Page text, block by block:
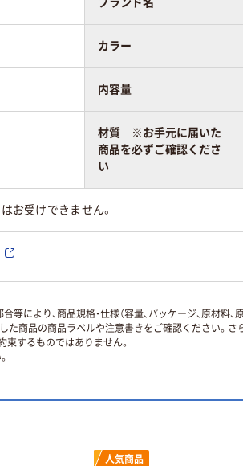
カラー
内容量
材質 ※お手元に届いた
商品を必ずご確認くださ
い
お受けできません。
より、商品規格・仕様（容量、パッケージ、原材料
商品の商品ラベルや注意書きをご確認ください。さ
束するものではありません。
人気商品